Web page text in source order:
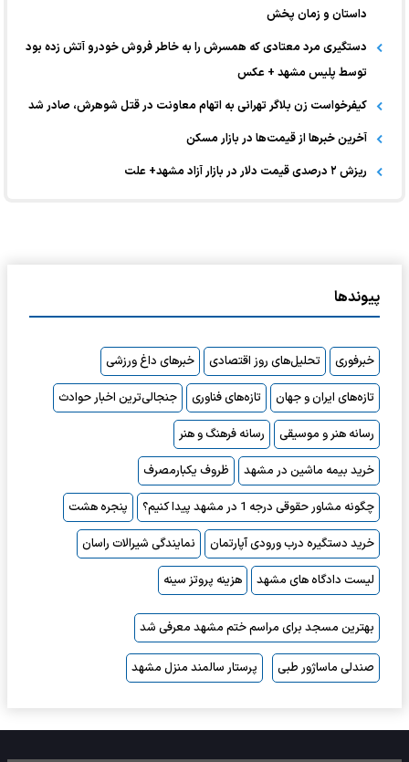
داستان و زمان پخش
دستگیری مرد معتادی که همسرش را به خاطر فروش خودرو آتش زده بود
توسط پلیس مشهد + عکس
کیفرخواست زن بلاگر تهرانی به اتهام معاونت در قتل شوهرش، صادر شد
آخرین خبر‌ها از قیمت‌ها در بازار مسکن
ریزش ۲ درصدی قیمت دلار در بازار آزاد مشهد+ علت
پیوندها
خبرفوری تحلیل‌های روز اقتصادی
خبرهای داغ ورزشی
تازه‌های ایران و جهان
تازه‌های فناوری
جنجالی‌ترین اخبار حوادث
رسانه هنر و موسیقی
رسانه فرهنگ و هنر
خرید بیمه ماشین در مشهد
ظروف یکبارمصرف
چگونه مشاور حقوقی درجه 1 در مشهد پیدا کنیم؟
پنجره هشت
خرید دستگیره درب ورودی آپارتمان
نمایندگی شیرالات راسان
لیست دادگاه های مشهد
هزینه پروتز سینه
بهترین مسجد برای مراسم ختم مشهد معرفی شد
صندلی ماساژور طبی پرستار سالمند منزل مشهد